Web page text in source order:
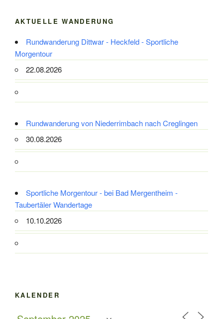
AKTUELLE WANDERUNG
Rundwanderung Dittwar - Heckfeld - Sportliche
Morgentour
22.08.2026
Rundwanderung von Niederrimbach nach Creglingen
30.08.2026
Sportliche Morgentour - bei Bad Mergentheim -
Taubertäler Wandertage
10.10.2026
KALENDER